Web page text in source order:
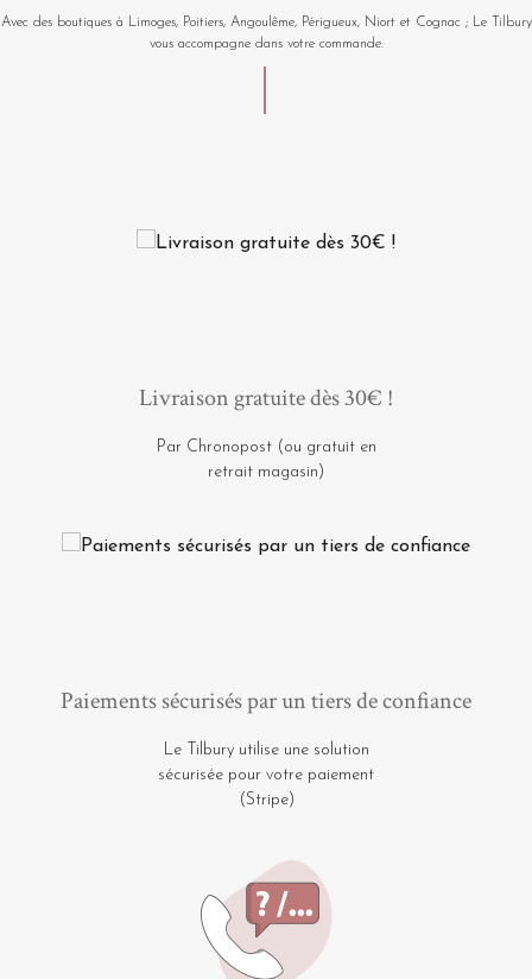
Avec des boutiques à Limoges, Poitiers, Angoulême, Périgueux, Niort et Cognac ; Le Tilbury
vous accompagne dans votre commande.
Livraison gratuite dès 30€ !
Par Chronopost (ou gratuit en
retrait magasin)
Paiements sécurisés par un tiers de confiance
Le Tilbury utilise une solution
sécurisée pour votre paiement
(Stripe)